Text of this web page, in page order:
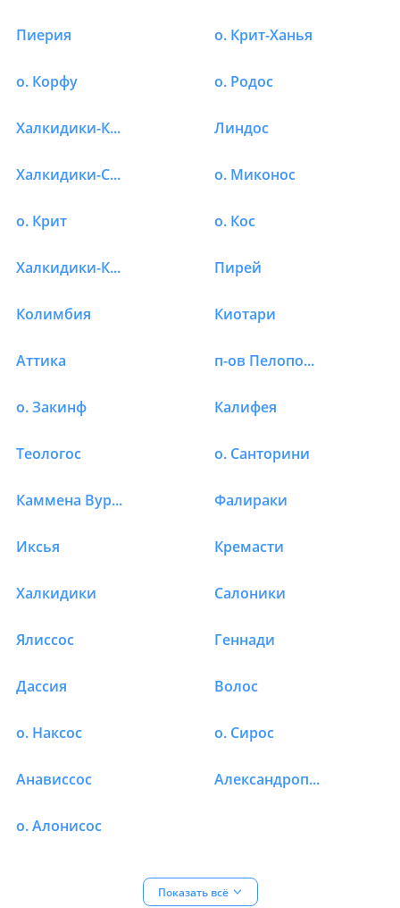
Пиерия о. Крит-Ханья
о. Корфу о. Родос
Халкидики-Кассандра Линдос
Халкидики-Ситония о. Миконос
о. Крит о. Кос
Халкидики-Калликратия Пирей
Колимбия Киотари
Аттика п-ов Пелопоннес
о. Закинф Калифея
Теологос о. Санторини
Каммена Вурла Фалираки
Иксья Кремасти
Халкидики Салоники
Ялиссос Геннади
Дассия Волос
о. Наксос о. Сирос
Анависсос Александрополис
о. Алонисос
Показатьвсё